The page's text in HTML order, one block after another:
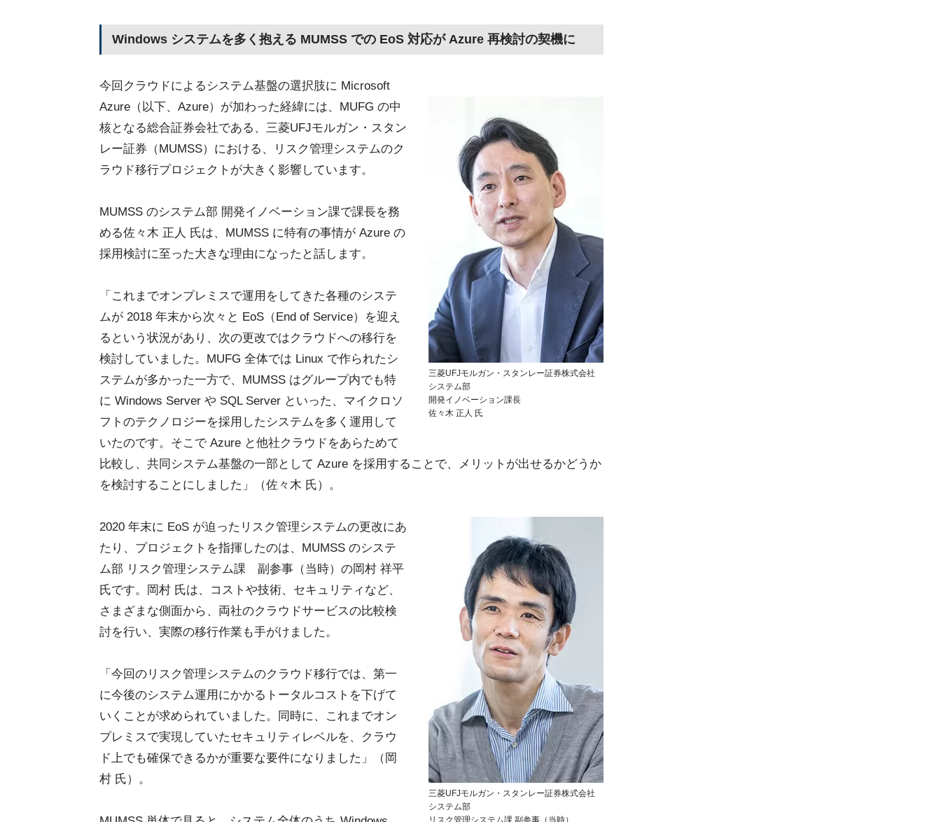
Windows システムを多く抱える MUMSS での EoS 対応が Azure 再検討の契機に
三菱UFJモルガン・スタンレー証券株式会社
システム部
開発イノベーション課長
佐々木 正人 氏
今回クラウドによるシステム基盤の選択肢に Microsoft
Azure（以下、Azure）が加わった経緯には、MUFG の中
核となる総合証券会社である、三菱UFJモルガン・スタン
レー証券（MUMSS）における、リスク管理システムのク
ラウド移行プロジェクトが大きく影響しています。
MUMSS のシステム部 開発イノベーション課で課長を務
める佐々木 正人 氏は、MUMSS に特有の事情が Azure の
採用検討に至った大きな理由になったと話します。
「これまでオンプレミスで運用をしてきた各種のシステ
ムが 2018 年末から次々と EoS（End of Service）を迎え
るという状況があり、次の更改ではクラウドへの移行を
検討していました。MUFG 全体では Linux で作られたシ
ステムが多かった一方で、MUMSS はグループ内でも特
に Windows Server や SQL Server といった、マイクロソ
フトのテクノロジーを採用したシステムを多く運用して
いたのです。そこで Azure と他社クラウドをあらためて
比較し、共同システム基盤の一部として Azure を採用することで、メリットが出せるかどうか
を検討することにしました」（佐々木 氏）。
三菱UFJモルガン・スタンレー証券株式会社
システム部
リスク管理システム課 副参事（当時）
2020 年末に EoS が迫ったリスク管理システムの更改にあ
たり、プロジェクトを指揮したのは、MUMSS のシステ
ム部 リスク管理システム課 副参事（当時）の岡村 祥平
氏です。岡村 氏は、コストや技術、セキュリティなど、
さまざまな側面から、両社のクラウドサービスの比較検
討を行い、実際の移行作業も手がけました。
「今回のリスク管理システムのクラウド移行では、第一
に今後のシステム運用にかかるトータルコストを下げて
いくことが求められていました。同時に、これまでオン
プレミスで実現していたセキュリティレベルを、クラウ
ド上でも確保できるかが重要な要件になりました」（岡
村 氏）。